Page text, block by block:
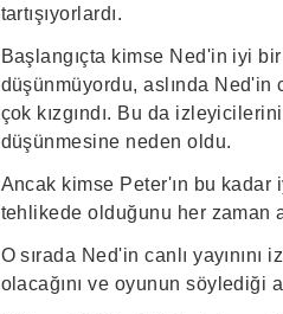
tartışıyorlardı.
Başlangıçta kimse Ned'in iyi
düşünmüyordu, aslında Ned'in
çok kızgındı. Bu da
düşünmesine neden oldu.
Ancak kimse Peter'ın bu kadar
tehlikede olduğunu her zaman
O sırada Ned'in canlı
olacağını ve oyunun söylediği